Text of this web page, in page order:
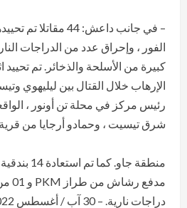
– في جانب داعش: 44
الفور ، وإحراق عدد من الدراجات
الإرهاب خلال القتال بين ليليهوي
شرق تيسيت ، وحمادو أرجايا من قرية